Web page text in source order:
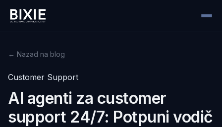
← Nazad na blog
Customer Support
AI agenti za customer
support 24/7: Potpuni vodič